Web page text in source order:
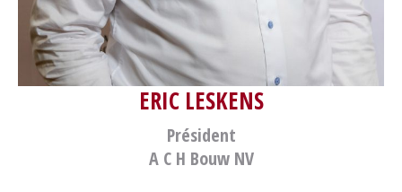
ERIC LESKENS
Président
A C H Bouw NV